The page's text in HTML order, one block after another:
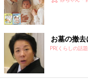
お墓の撤
PR(くらしの話